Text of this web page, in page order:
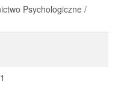
Psychologiczne /